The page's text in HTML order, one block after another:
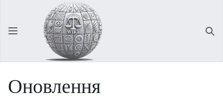
Відкрити головне меню
Оновлення